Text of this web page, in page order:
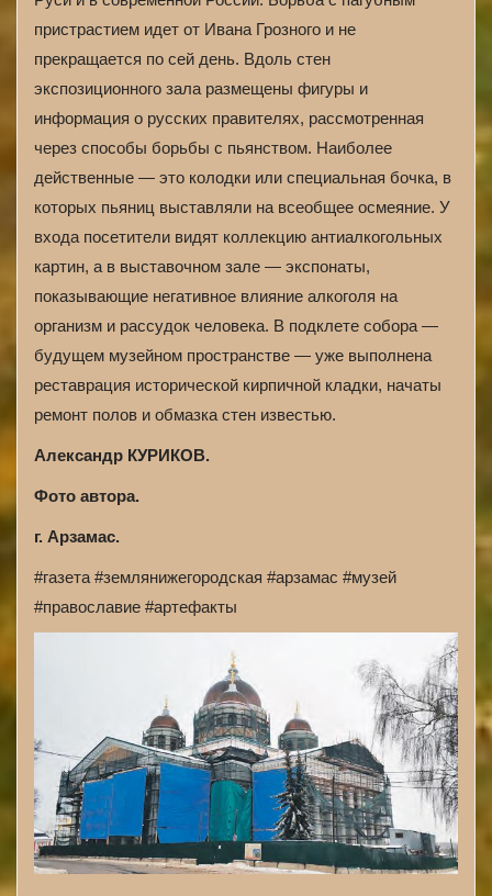
пристрастием идет от Ивана Грозного и не
прекращается по сей день. Вдоль стен
экспозиционного зала размещены фигуры и
информация о русских правителях, рассмотренная
через способы борьбы с пьянством. Наиболее
действенные — это колодки или специальная бочка, в
которых пьяниц выставляли на всеобщее осмеяние. У
входа посетители видят коллекцию антиалкогольных
картин, а в выставочном зале — экспонаты,
показывающие негативное влияние алкоголя на
организм и рассудок человека. В подклете собора —
будущем музейном пространстве — уже выполнена
реставрация исторической кирпичной кладки, начаты
ремонт полов и обмазка стен известью.
Александр КУРИКОВ.
Фото автора.
г. Арзамас.
#газета #землянижегородская #арзамас #музей
#православие #артефакты